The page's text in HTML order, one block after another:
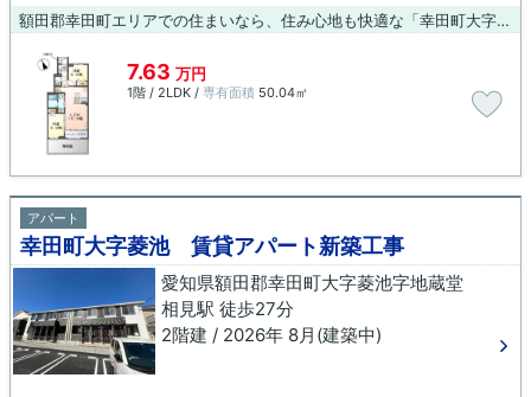
額田郡幸田町エリアでの住まいなら、住み心地も快適な「幸田町大字菱池 賃貸アパート新築工事」はいかがでしょうか。設備も充実していて住みやすい、魅力が詰まったアパートです。相見周辺で暮らせば、交通面で不便を感じることも少ないでしょう。お引っ越しをお考えなら、お気軽にお問い合わせ下さい。
7.63 万円
1階 / 2LDK / 専有面積 50.04㎡
アパート
幸田町大字菱池 賃貸アパート新築工事
愛知県額田郡幸田町大字菱池字地蔵堂
相見駅 徒歩27分
2階建 / 2026年 8月(建築中)